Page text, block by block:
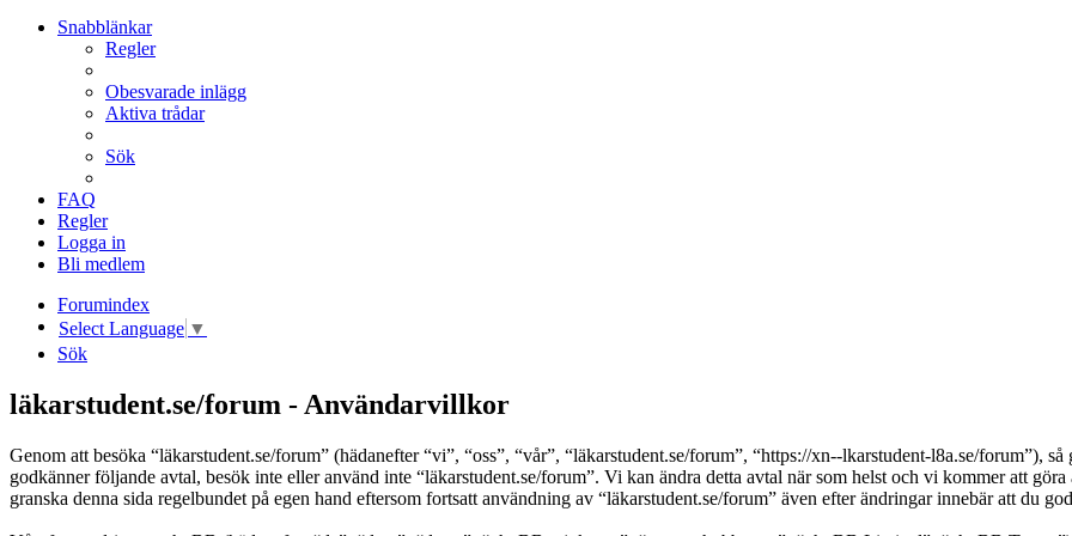
Snabblänkar
Regler
Obesvarade inlägg
Aktiva trådar
Sök
FAQ
Regler
Logga in
Bli medlem
Forumindex
Select Language ▼
Sök
läkarstudent.se/forum - Användarvillkor
Genom att besöka “läkarstudent.se/forum” (hädanefter “vi”, “oss”, “vår”, “läkarstudent.se/forum”, “https://xn--lkarstudent-l8a.se/
godkänner följande avtal, besök inte eller använd inte “läkarstudent.se/forum”. Vi kan ändra detta avtal när som helst och vi kommer att
granska denna sida regelbundet på egen hand eftersom fortsatt användning av “läkarstudent.se/forum” även efter ändringar innebär att du